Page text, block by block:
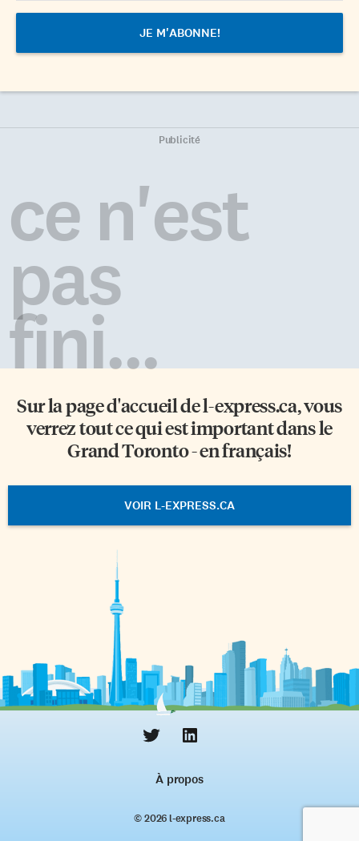
Publicité
ce n'est
pas
fini...
Sur la page d'accueil del-express.ca, vous
verrez tout ce qui est important dans le
Grand Toronto - en français!
VOIR L-EXPRESS.CA
À propos
© 2026 l‑express.ca